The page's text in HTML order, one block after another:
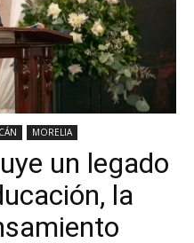
MORELIA
un legado
la